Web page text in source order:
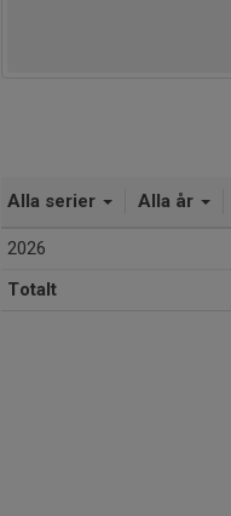
Alla serier Alla år
2026
Totalt